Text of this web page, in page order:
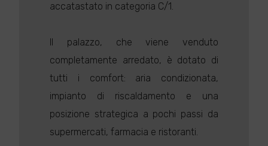
accatastato in categoria C/1.
Il palazzo, che viene venduto
completamente arredato, è dotato di
tutti i comfort: aria condizionata,
impianto di riscaldamento e una
posizione strategica a pochi passi da
supermercati, farmacia e ristoranti.